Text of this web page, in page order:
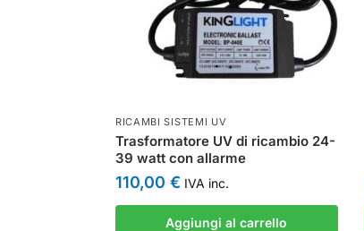
RICAMBI SISTEMI UV
Trasformatore UV di ricambio 24-
39 watt con allarme
110,00 € IVA inc.
Aggiungi al carrello